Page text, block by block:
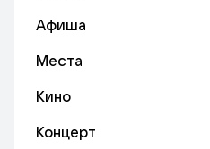
Афиша
Места
Кино
Концерт